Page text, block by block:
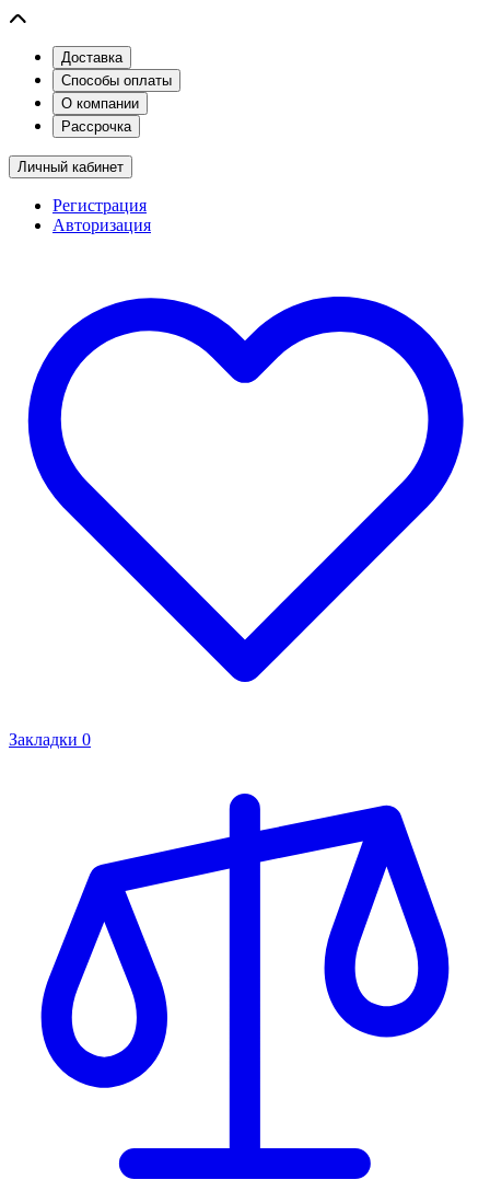
Доставка
Способы оплаты
О компании
Рассрочка
Личный кабинет
Регистрация
Авторизация
Закладки 0